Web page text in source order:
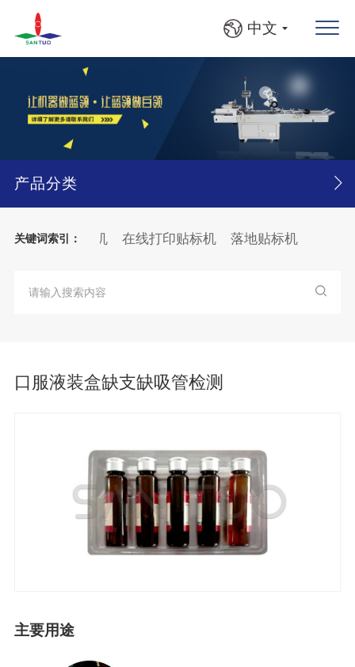
中文
产品分类
关键词索引：
统 平面贴标机 在线打印贴标机 落地贴标机
口服液装盒缺支缺吸管检测
主要用途